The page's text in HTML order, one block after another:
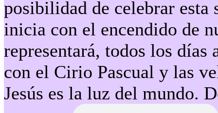
posibilidad de celebrar esta
inicia con el encendido de
representará, todos los días
con el Cirio Pascual y las
Jesús es la luz del mundo.